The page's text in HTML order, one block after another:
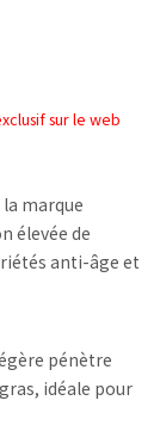
sur le web
marque
élevée de
anti-âge et
pénètre
idéale pour